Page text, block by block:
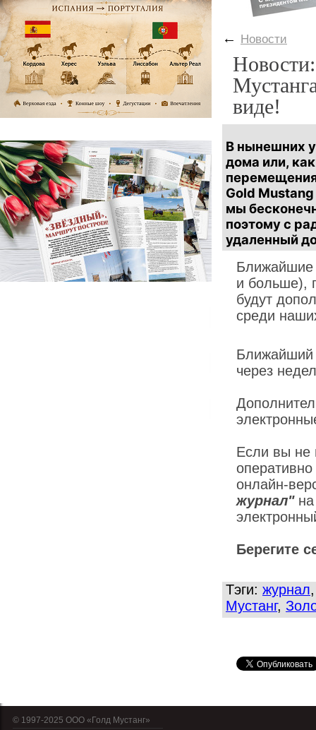
← Новости
виде!
В нынешних
дома или,
Gold
мы
поэтому с
удаленный
Ближайшие
и больше),
будут
среди
Ближайший
через
Если вы не
онлайн-
журнал"
Берегите
Тэги: журнал
Мустанг,
© 1997-2025 OOO «Голд Мустанг»